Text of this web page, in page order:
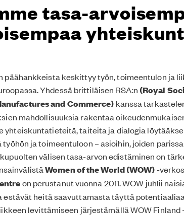
tasa-
päähankkeista keskittyy työn, toimeentulon ja
Yhdessä brittiläisen RSA:n(Royal
and Commerce) kanssa
mahdollisuuksia rakentaa
yhteiskuntatieteitä, taiteita ja dialogia
ja toimeentuloon – asioihin, joiden
välisen tasa-arvon edistäminen on
Women of the World (WOW) -
on perustanut vuonna 2011. WOW juhlii
heitä saavuttamasta täyttä
levittämiseen järjestämällä WOW Finland